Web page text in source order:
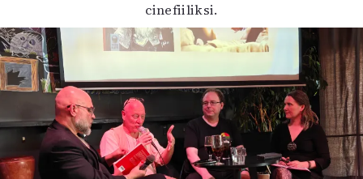
cinefiiliksi.